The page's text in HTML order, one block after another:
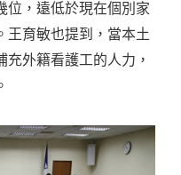
位，遠低於現在個別家
王育敏也提到，當本土
外籍看護工的人力，